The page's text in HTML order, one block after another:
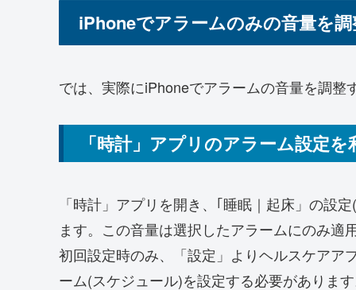
iPhoneでアラームのみの音量を
では、実際にiPhoneでアラームの音量を調整
「時計」アプリのアラーム設定
「時計」アプリを開き、｢睡眠｜起床」の設
ます。この音量は選択したアラームにのみ適
初回設定時のみ、「設定」よりヘルスケアア
ーム(スケジュール)を設定する必要がありま